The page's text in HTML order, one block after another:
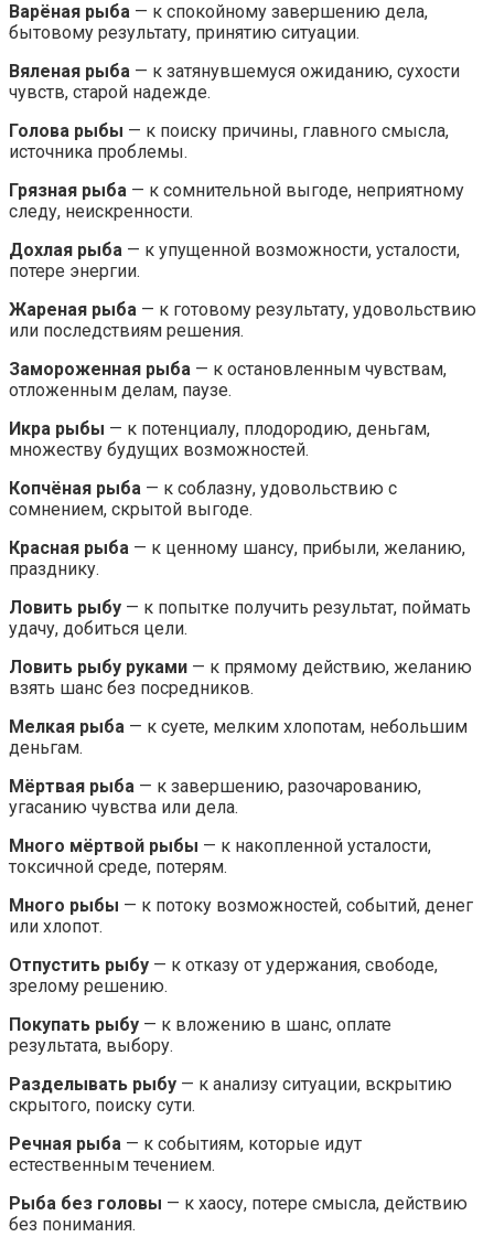
Варёная рыба — к спокойному завершению дела,
бытовому результату, принятию ситуации.
Вяленая рыба — к затянувшемуся ожиданию, сухости
чувств, старой надежде.
Голова рыбы — к поиску причины, главного смысла,
источника проблемы.
Грязная рыба — к сомнительной выгоде, неприятному
следу, неискренности.
Дохлая рыба — к упущенной возможности, усталости,
потере энергии.
Жареная рыба — к готовому результату, удовольствию
или последствиям решения.
Замороженная рыба — к остановленным чувствам,
отложенным делам, паузе.
Икра рыбы — к потенциалу, плодородию, деньгам,
множеству будущих возможностей.
Копчёная рыба — к соблазну, удовольствию с
сомнением, скрытой выгоде.
Красная рыба — к ценному шансу, прибыли, желанию,
празднику.
Ловить рыбу — к попытке получить результат, поймать
удачу, добиться цели.
Ловить рыбу руками — к прямому действию, желанию
взять шанс без посредников.
Мелкая рыба — к суете, мелким хлопотам, небольшим
деньгам.
Мёртвая рыба — к завершению, разочарованию,
угасанию чувства или дела.
Много мёртвой рыбы — к накопленной усталости,
токсичной среде, потерям.
Много рыбы — к потоку возможностей, событий, денег
или хлопот.
Отпустить рыбу — к отказу от удержания, свободе,
зрелому решению.
Покупать рыбу — к вложению в шанс, оплате
результата, выбору.
Разделывать рыбу — к анализу ситуации, вскрытию
скрытого, поиску сути.
Речная рыба — к событиям, которые идут
естественным течением.
Рыба без головы — к хаосу, потере смысла, действию
без понимания.